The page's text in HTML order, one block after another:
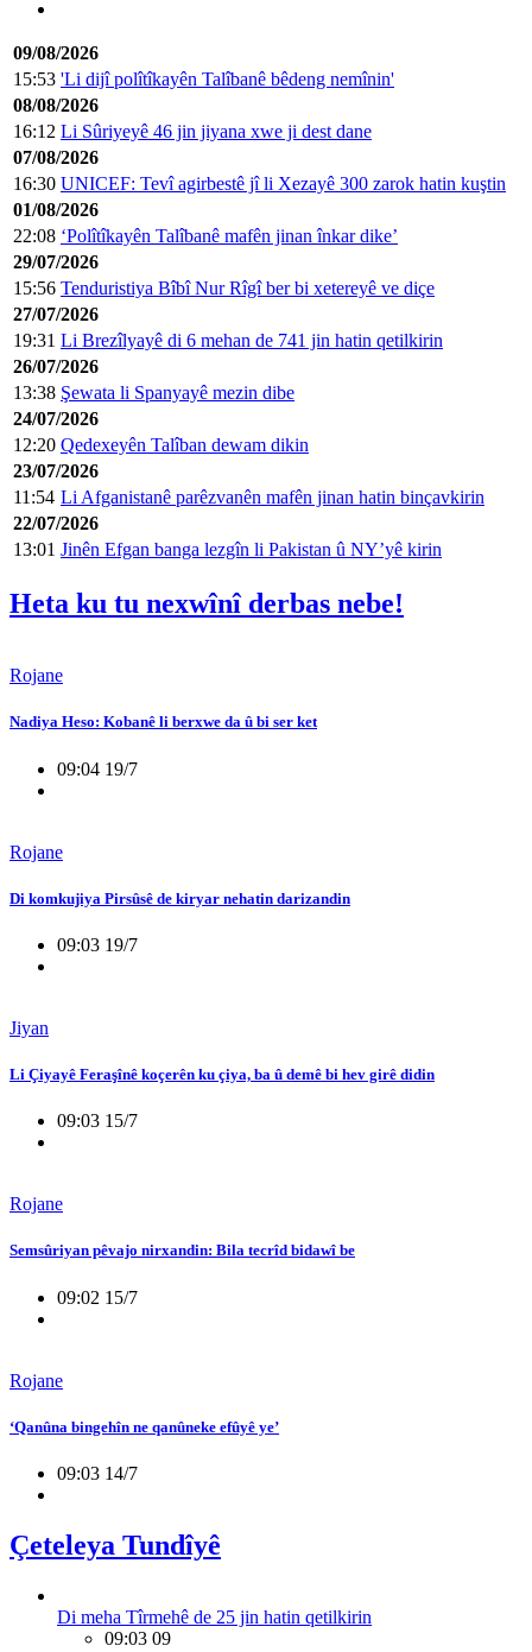
09/08/2026
15:53 'Li dijî polîtîkayên Talîbanê bêdeng nemînin'
08/08/2026
16:12 Li Sûriyeyê 46 jin jiyana xwe ji dest dane
07/08/2026
16:30 UNICEF: Tevî agirbestê jî li Xezayê 300 zarok hatin kuştin
01/08/2026
22:08 ‘Polîtîkayên Talîbanê mafên jinan înkar dike’
29/07/2026
15:56 Tenduristiya Bîbî Nur Rîgî ber bi xetereyê ve diçe
27/07/2026
19:31 Li Brezîlyayê di 6 mehan de 741 jin hatin qetilkirin
26/07/2026
13:38 Şewata li Spanyayê mezin dibe
24/07/2026
12:20 Qedexeyên Talîban dewam dikin
23/07/2026
11:54 Li Afganistanê parêzvanên mafên jinan hatin binçavkirin
22/07/2026
13:01 Jinên Efgan banga lezgîn li Pakistan û NY’yê kirin
Heta ku tu nexwînî derbas nebe!
Rojane
Nadiya Heso: Kobanê li berxwe da û bi ser ket
09:04 19/7
Rojane
Di komkujiya Pirsûsê de kiryar nehatin darizandin
09:03 19/7
Jiyan
Li Çiyayê Feraşînê koçerên ku çiya, ba û demê bi hev girê didin
09:03 15/7
Rojane
Semsûriyan pêvajo nirxandin: Bila tecrîd bidawî be
09:02 15/7
Rojane
‘Qanûna bingehîn ne qanûneke efûyê ye’
09:03 14/7
Çeteleya Tundîyê
Di meha Tîrmehê de 25 jin hatin qetilkirin
09:03 09